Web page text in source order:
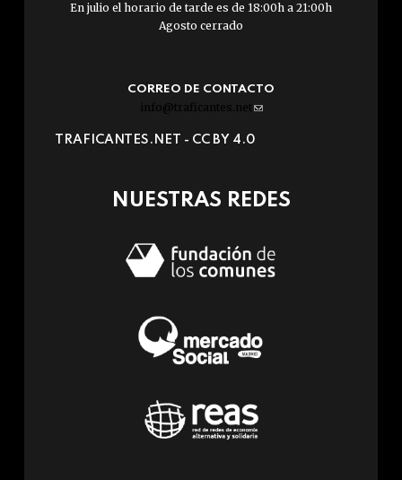
En julio el horario de tarde es de 18:00h a 21:00h
Agosto cerrado
CORREO DE CONTACTO
info@traficantes.net (link
e-
TRAFICANTES.NET - CC BY 4.0
NUESTRAS REDES